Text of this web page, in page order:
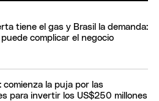
tiene el gas y Brasil la demanda:
puede complicar el negocio
comienza la puja por las
para invertir los US$250 millones